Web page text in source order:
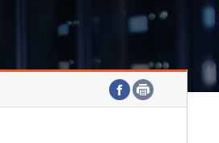
주요업무연락처